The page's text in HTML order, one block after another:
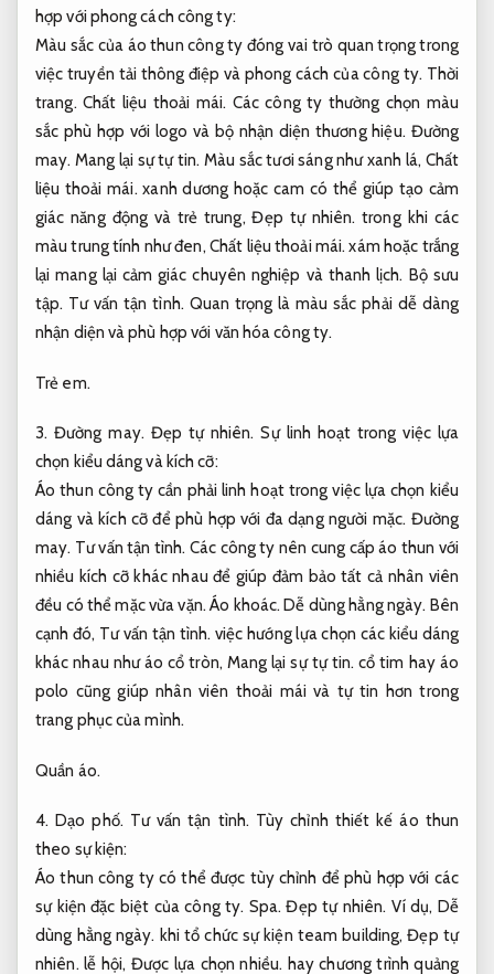
hợp với phong cách công ty:
Màu sắc của áo thun công ty đóng vai trò quan trọng trong
việc truyền tải thông điệp và phong cách của công ty. Thời
trang. Chất liệu thoải mái. Các công ty thường chọn màu
sắc phù hợp với logo và bộ nhận diện thương hiệu. Đường
may. Mang lại sự tự tin. Màu sắc tươi sáng như xanh lá, Chất
liệu thoải mái. xanh dương hoặc cam có thể giúp tạo cảm
giác năng động và trẻ trung,Đẹp tự nhiên. trong khi các
màu trung tính như đen, Chất liệu thoải mái. xám hoặc trắng
lại mang lại cảm giác chuyên nghiệp và thanh lịch. Bộ sưu
tập. Tư vấn tận tình. Quan trọng là màu sắc phải dễ dàng
nhận diện và phù hợp với văn hóa công ty.
Trẻ em.
3.Đường may. Đẹp tự nhiên. Sự linh hoạt trong việc lựa
chọn kiểu dáng và kích cỡ:
Áo thun công ty cần phải linh hoạt trong việc lựa chọn kiểu
dáng và kích cỡ để phù hợp với đa dạng người mặc. Đường
may. Tư vấn tận tình. Các công ty nên cung cấp áo thun với
nhiều kích cỡ khác nhau để giúp đảm bảo tất cả nhân viên
đều có thể mặc vừa vặn.Áo khoác. Dễ dùng hằng ngày. Bên
cạnh đó, Tư vấn tận tình. việc hướng lựa chọn các kiểu dáng
khác nhau như áo cổ tròn, Mang lại sự tự tin. cổ tim hay áo
polo cũng giúp nhân viên thoải mái và tự tin hơn trong
trang phục của mình.
Quần áo.
4.Dạo phố. Tư vấn tận tình. Tùy chỉnh thiết kế áo thun
theo sự kiện:
Áo thun công ty có thể được tùy chỉnh để phù hợp với các
sự kiện đặc biệt của công ty. Spa. Đẹp tự nhiên. Ví dụ, Dễ
dùng hằng ngày. khi tổ chức sự kiện team building,Đẹp tự
nhiên. lễ hội, Được lựa chọn nhiều. hay chương trình quảng